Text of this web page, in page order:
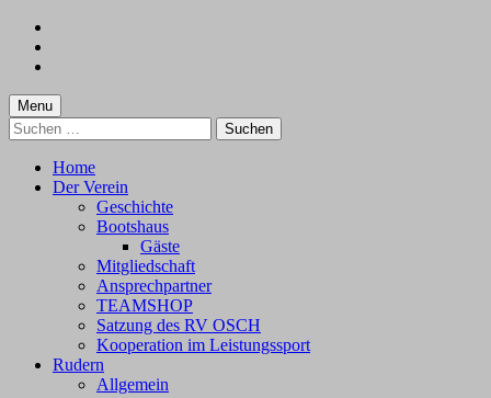
content
footer
Menu
Suchen
nach:
Home
Der Verein
Geschichte
Bootshaus
Gäste
Mitgliedschaft
Ansprechpartner
TEAMSHOP
Satzung des RV OSCH
Kooperation im Leistungssport
Rudern
Allgemein